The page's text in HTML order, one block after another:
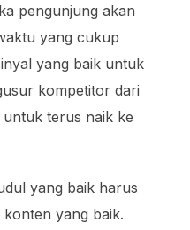
pengunjung akan
yang cukup
yang baik untuk
kompetitor dari
terus naik ke
yang baik harus
konten yang baik.